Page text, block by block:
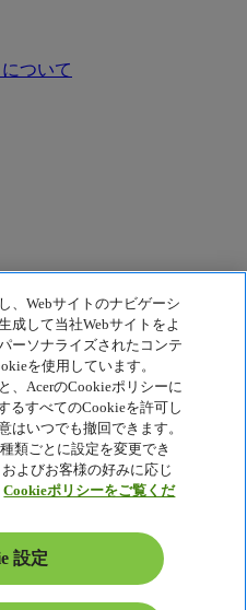
ついて
、Webサイトのナビゲーシ
成して当社Webサイトをよ
ーソナライズされたコンテ
を使用しています。
、AcerのCookieポリシーに
るすべてのCookieを許可し
はいつでも撤回できます。
類ごとに設定を変更でき
よびお客様の好みに応じ
Cookieポリシーをご覧くだ
設定